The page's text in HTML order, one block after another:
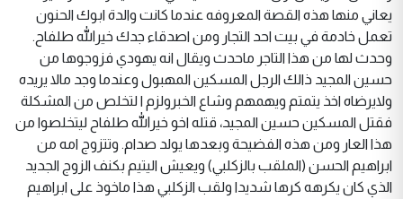
يعاني منها هذه القصة المعروفه عندما كانت والدة ابوك الحنون
تعمل خادمة في بيت احد التجار ومن اصدقاء جدك خيرالله طلفاح.
وحدث لها من هذا التاجر ماحدث ويقال انه يهودي فزوجوها من
حسين المجيد ذالك الرجل المسكين المهبول وعندما وجد مالا يريده
ولايرضاه اخذ يتمتم ويهمهم وشاع الخبرولزم ا لتخلص من المشكلة
فقتل المسكين حسين المجيد، قتله اخو خيرالله طلفاح ليتخلصوا من
هذا العار ومن هذه الفضيحة وبعدها يولد صدام. وتتزوج امه من
ابراهيم الحسن (الملقب بالزكلبي) ويعيش اليتيم بكنف الزوج الجديد
الذي كان يكرهه كرها شديدا ولقب الزكلبي هذا ماخوذ على ابراهيم